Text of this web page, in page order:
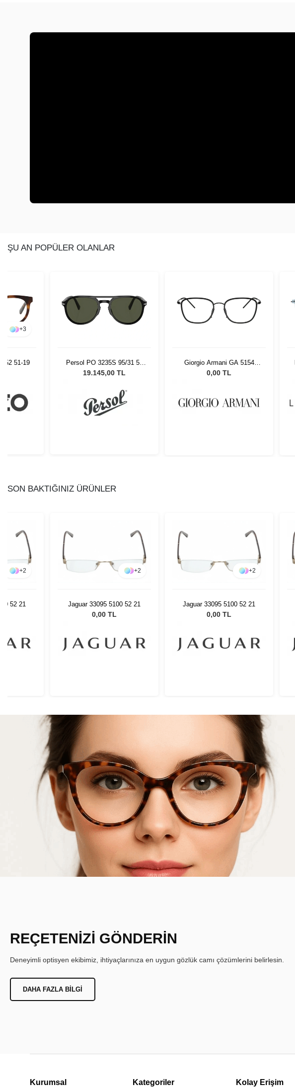
ŞU AN POPÜLER OLANLAR
+3
51-19
Persol PO 3235S 95/31 55
Unisex Güneş Gözlüğü
19.145,00 TL
Giorgio Armani GA 5154
3001 53
0,00 TL
SON BAKTIĞINIZ ÜRÜNLER
+2
52 21
+2
Jaguar 33095 5100 52 21
0,00 TL
+2
Jaguar 33095 5100 52 21
0,00 TL
REÇETENİZİ GÖNDERİN
Deneyimli optisyen ekibimiz, ihtiyaçlarınıza en uygun gözlük camı çözümlerini belirlesin.
DAHA FAZLA BILGI
Kurumsal Kategoriler Kolay Erişim